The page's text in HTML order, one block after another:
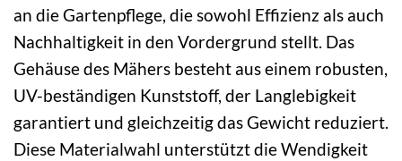
an die Gartenpflege, die sowohl Effizienz als auch
Nachhaltigkeit in den Vordergrund stellt. Das
Gehäuse des Mähers besteht aus einem robusten,
UV-beständigen Kunststoff, der Langlebigkeit
garantiert und gleichzeitig das Gewicht reduziert.
Diese Materialwahl unterstützt die Wendigkeit